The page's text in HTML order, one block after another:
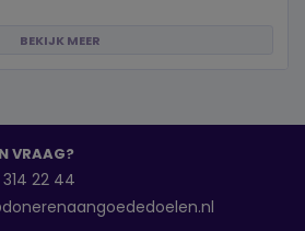
BEKIJK MEER
VRAAG?
22 44